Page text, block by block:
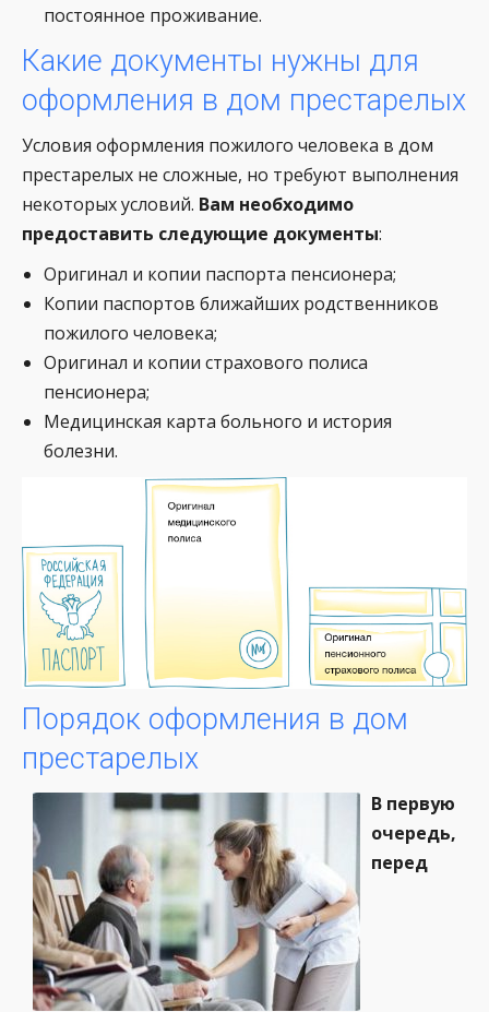
постоянное проживание.
Какие документы нужны для
оформления в дом престарелых
Условия оформления пожилого человека в дом
престарелых не сложные, но требуют выполнения
некоторых условий. Вам необходимо
предоставить следующие документы:
Оригинал и копии паспорта пенсионера;
Копии паспортов ближайших родственников
пожилого человека;
Оригинал и копии страхового полиса
пенсионера;
Медицинская карта больного и история
болезни.
Порядок оформления в дом
престарелых
В первую
очередь,
перед